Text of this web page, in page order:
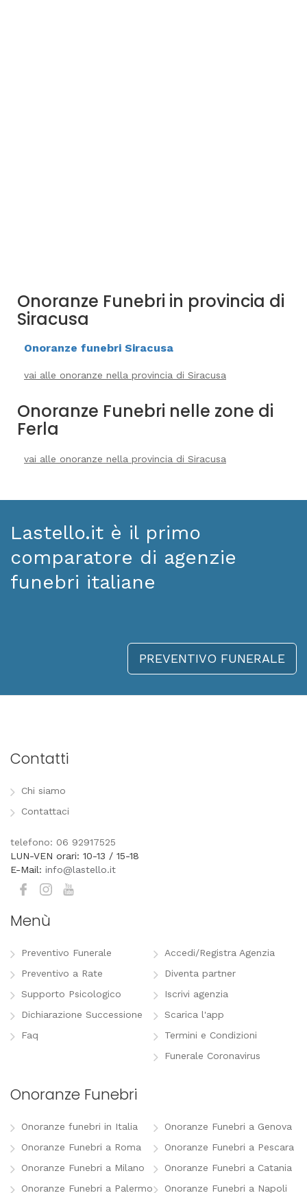
Onoranze Funebri in provincia di
Siracusa
Onoranze funebri Siracusa
vai alle onoranze nella provincia di Siracusa
Onoranze Funebri nelle zone di
Ferla
vai alle onoranze nella provincia di Siracusa
Lastello.it è il primo
comparatore di agenzie
funebri italiane
PREVENTIVO FUNERALE
Contatti
Chi siamo
Contattaci
telefono: 06 92917525
LUN-VEN orari: 10-13 / 15-18
E-Mail: info@lastello.it
Menù
Preventivo Funerale
Preventivo a Rate
Supporto Psicologico
Dichiarazione Successione
Faq
Accedi/Registra Agenzia
Diventa partner
Iscrivi agenzia
Scarica l'app
Termini e Condizioni
Funerale Coronavirus
Onoranze Funebri
Onoranze funebri in Italia
Onoranze Funebri a Roma
Onoranze Funebri a Milano
Onoranze Funebri a Palermo
Onoranze Funebri a Genova
Onoranze Funebri a Pescara
Onoranze Funebri a Catania
Onoranze Funebri a Napoli